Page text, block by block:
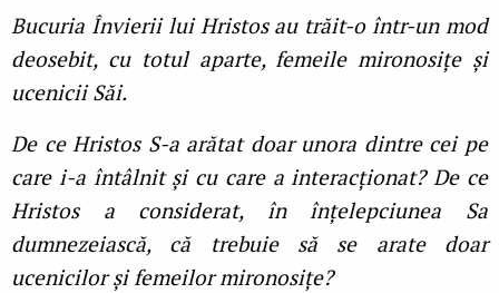
Bucuria Învierii lui Hristos au trăit-o într-un mod
deosebit, cu totul aparte, femeile mironosiţe și
ucenicii Săi.
De ce Hristos S-a arătat doar unora dintre cei pe
care i-a întâlnit și cu care a interacţionat? De ce
Hristos a considerat, în înţelepciunea Sa
dumnezeiască, că trebuie să se arate doar
ucenicilor și femeilor mironosiţe?